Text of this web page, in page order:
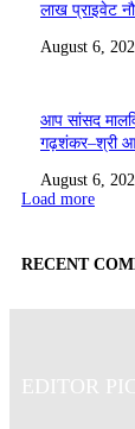
लाख प्राइवेट
August 6,
आप सांसद
गढ़शंकर–श्री
August 6,
Load more
RECENT
EDITOR